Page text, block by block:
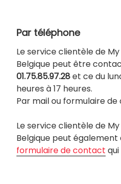
Par téléphone
Le service clientèle de
Belgique peut être
01.75.85.97.28et ce du
heures à 17 heures.
Par mail ou formulaire
Le service clientèle de
Belgique peut
formulaire de contact